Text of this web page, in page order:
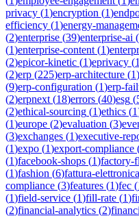
privacy (1)encryption (1)
efficiency (1)energy-
(2)enterprise (39)enterprise-ai (
(1)enterprise-content (1)
(2)epicor-kinetic (1)eprivacy (1
(2)erp (225)erp-architecture (1)
(9)erp-configuration (1)erp-
(2)erpnext (18)errors (40)esg (
(2)ethical-sourcing (1)ethics (1
(1)europe (2)evaluation (3)
(3)exchanges (1)executive-
(1)expo (1)export-compliance
(1)facebook-shops (1)factory-
(1)fashion (6)fattura-elettronica
compliance (3)features (1)fec (
(1)field-service (1)fill-rate (1)
(2)financial-analytics (2)